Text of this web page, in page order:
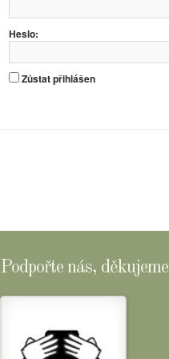
Heslo:
Zůstat přihlášen
Podpořte nás, děkujeme